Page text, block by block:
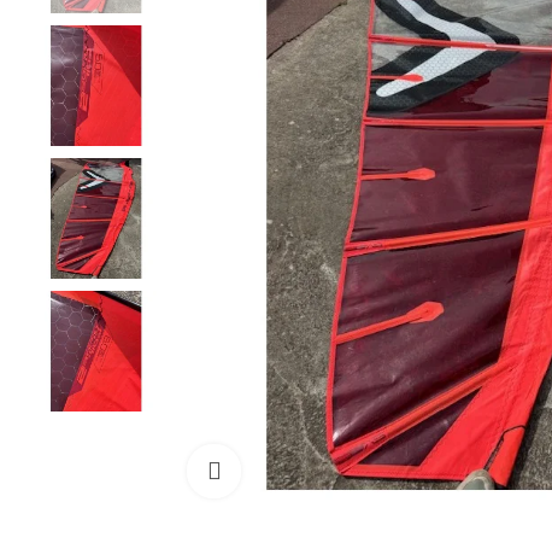
Cliquez pour agrandir